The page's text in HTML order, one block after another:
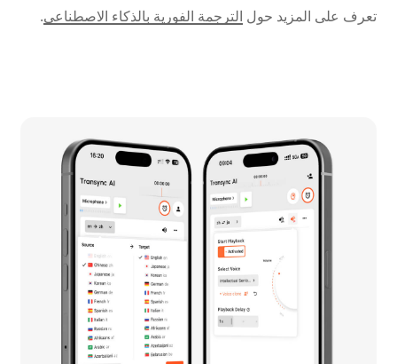
تعرف على المزيد حول الترجمة الفورية بالذكاء الاصطناعي.